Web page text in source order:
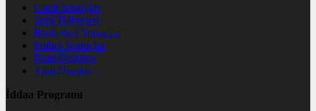
Canlı Sonuçlar
Spor Haberleri
Basketbol Sonuçlar
Futbol Sonuçlar
Puan Durumu
Tüm Oranlar
İddaa Programı